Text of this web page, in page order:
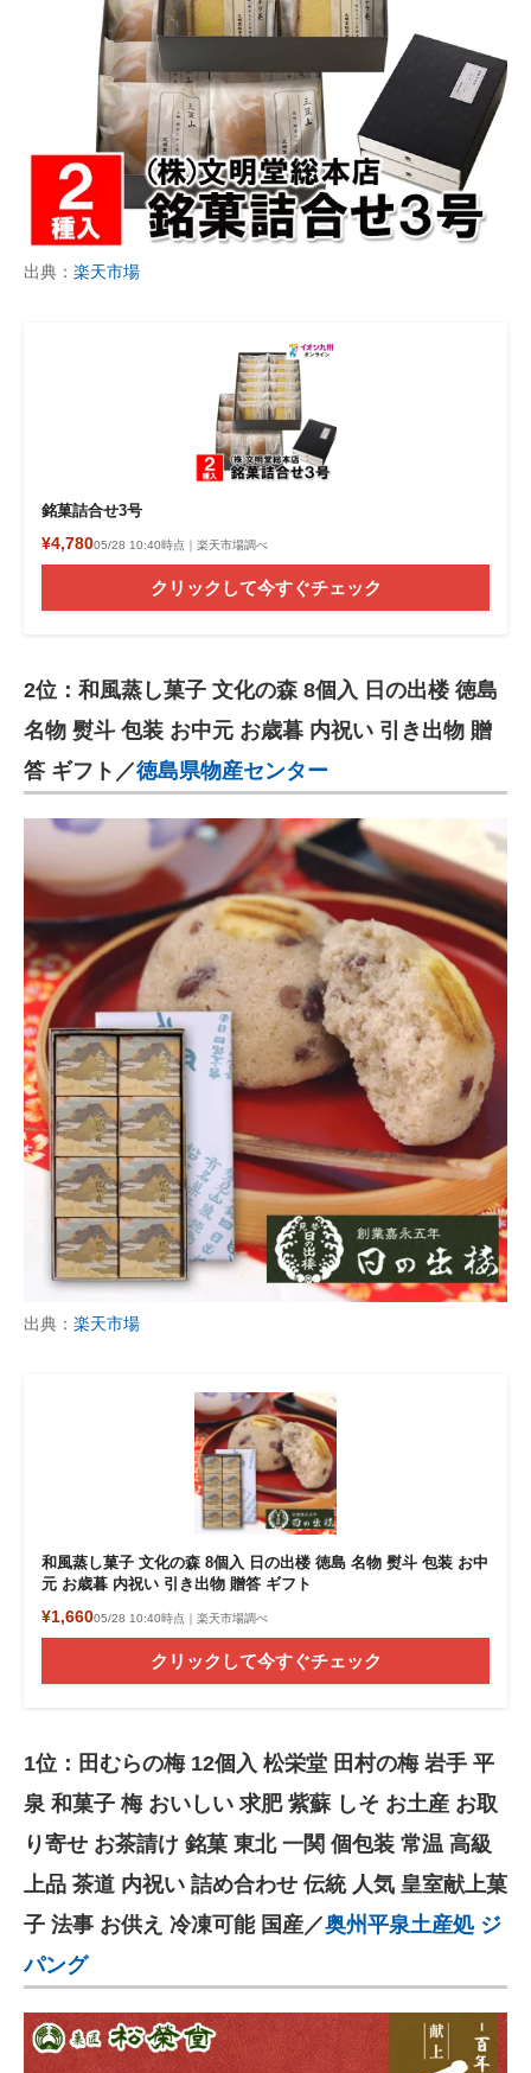
出典： 楽天市場
銘菓詰合せ3号
¥4,78005/28 10:40時点｜楽天市場調べ
クリックして今すぐチェック
2位：和風蒸し菓子 文化の森 8個入 日の出楼 徳島
名物 熨斗 包装 お中元 お歳暮 内祝い 引き出物 贈
答 ギフト／徳島県物産センター
出典： 楽天市場
和風蒸し菓子 文化の森 8個入 日の出楼 徳島 名物 熨斗 包装 お中
元 お歳暮 内祝い 引き出物 贈答 ギフト
¥1,66005/28 10:40時点｜楽天市場調べ
クリックして今すぐチェック
1位：田むらの梅 12個入 松栄堂 田村の梅 岩手 平
泉 和菓子 梅 おいしい 求肥 紫蘇 しそ お土産 お取
り寄せ お茶請け 銘菓 東北 一関 個包装 常温 高級
上品 茶道 内祝い 詰め合わせ 伝統 人気 皇室献上菓
子 法事 お供え 冷凍可能 国産／奥州平泉土産処 ジ
パング